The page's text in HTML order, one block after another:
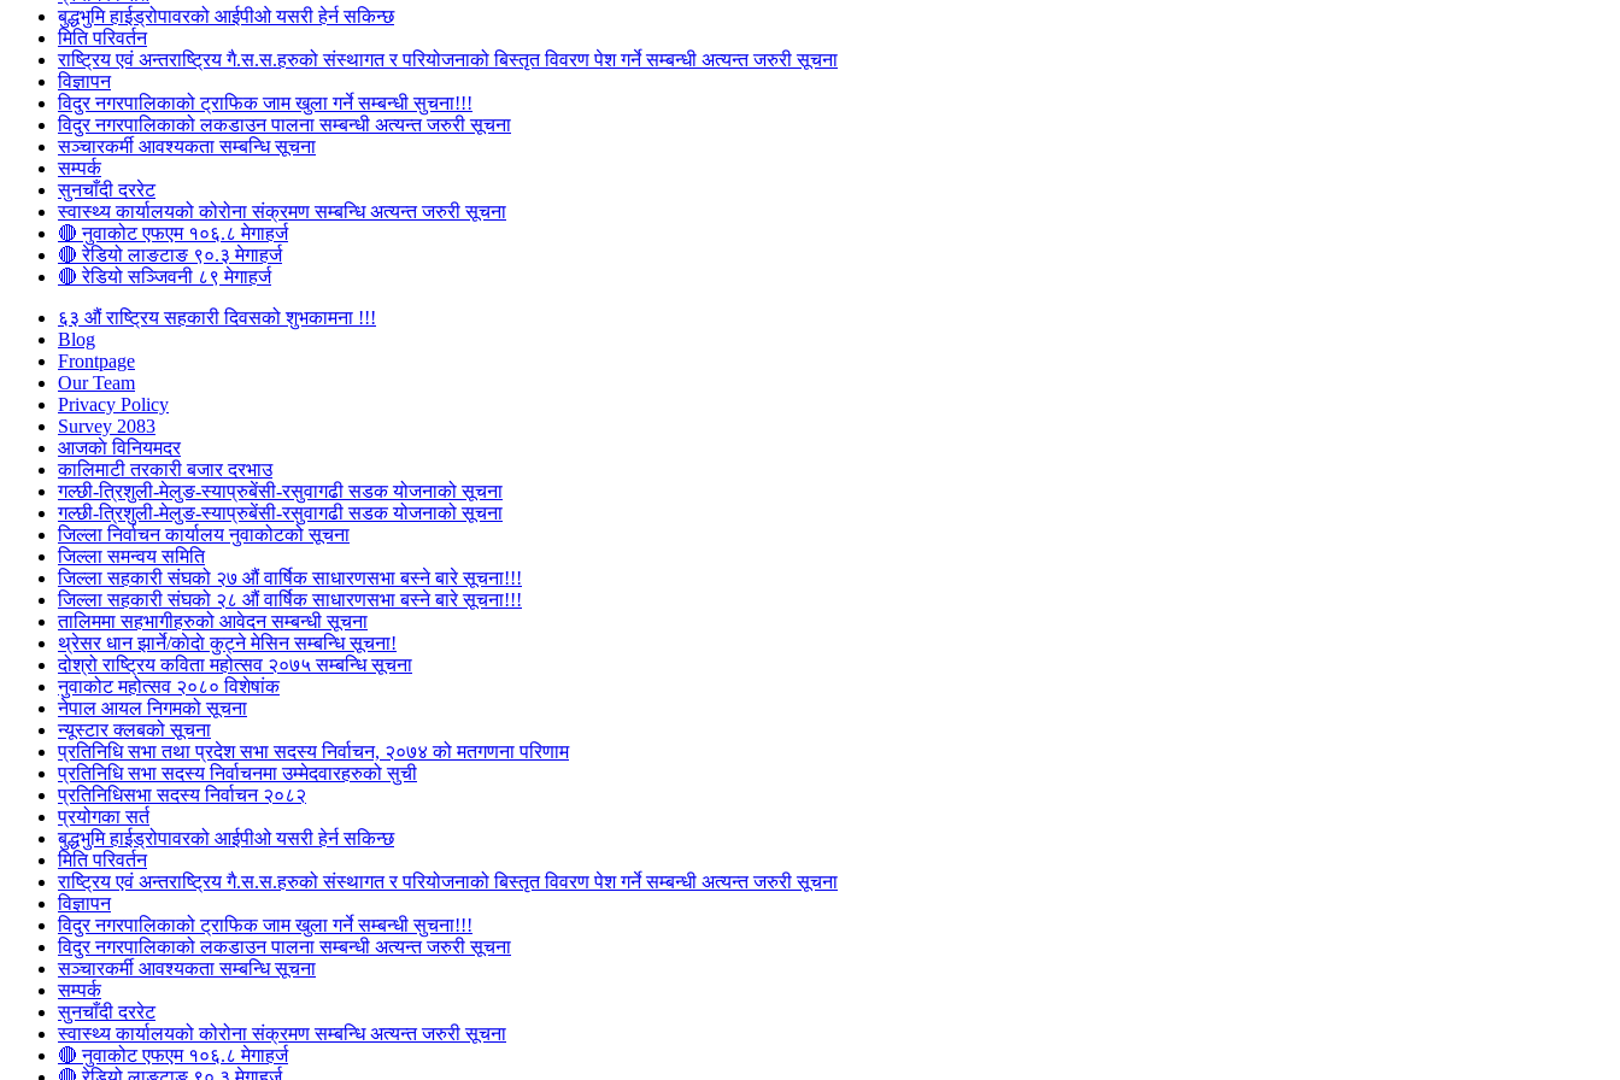
बुद्धभुमि हाईड्रोपावरको आईपीओ यसरी हेर्न सकिन्छ
मिति परिवर्तन
राष्ट्रिय एवं अन्तराष्ट्रिय गै.स.स.हरुको संस्थागत र परियोजनाको बिस्तृत विवरण पेश गर्ने सम्बन्धी अत्यन्त जरुरी सूचना
विज्ञापन
विदुर नगरपालिकाको ट्राफिक जाम खुला गर्ने सम्बन्धी सुचना!!!
विदुर नगरपालिकाको लकडाउन पालना सम्बन्धी अत्यन्त जरुरी सूचना
सञ्चारकर्मी आवश्यकता सम्बन्धि सूचना
सम्पर्क
सुनचाँदी दररेट
स्वास्थ्य कार्यालयको कोरोना संक्रमण सम्बन्धि अत्यन्त जरुरी सूचना
🔴 नुवाकोट एफएम १०६.८ मेगाहर्ज
🔴 रेडियो लाङटाङ ९०.३ मेगाहर्ज
🔴 रेडियो सञ्जिवनी ८९ मेगाहर्ज
६३ औं राष्ट्रिय सहकारी दिवसको शुभकामना !!!
Blog
Frontpage
Our Team
Privacy Policy
Survey 2083
आजकाे विनियमदर
कालिमाटी तरकारी बजार दरभाउ
गल्छी-त्रिशुली-मेलुङ-स्याप्रुबेंसी-रसुवागढी सडक योजनाको सूचना
गल्छी-त्रिशुली-मेलुङ-स्याप्रुबेंसी-रसुवागढी सडक योजनाको सूचना
जिल्ला निर्वाचन कार्यालय नुवाकोटको सूचना
जिल्ला समन्वय समिति
जिल्ला सहकारी संघको २७ औं वार्षिक साधारणसभा बस्ने बारे सूचना!!!
जिल्ला सहकारी संघको २८ औं वार्षिक साधारणसभा बस्ने बारे सूचना!!!
तालिममा सहभागीहरुको आवेदन सम्बन्धी सूचना
थ्रेसर धान झार्ने/काेदाे कुट्ने मेसिन सम्बन्धि सूचना!
दोश्रो राष्ट्रिय कविता महोत्सव २०७५ सम्बन्धि सूचना
नुवाकोट महोत्सव २०८० विशेषांक
नेपाल आयल निगमको सूचना
न्यूस्टार क्लबको सूचना
प्रतिनिधि सभा तथा प्रदेश सभा सदस्य निर्वाचन, २०७४ को मतगणना परिणाम
प्रतिनिधि सभा सदस्य निर्वाचनमा उम्मेदवारहरुको सुची
प्रतिनिधिसभा सदस्य निर्वाचन २०८२
प्रयोगका सर्त
बुद्धभुमि हाईड्रोपावरको आईपीओ यसरी हेर्न सकिन्छ
मिति परिवर्तन
राष्ट्रिय एवं अन्तराष्ट्रिय गै.स.स.हरुको संस्थागत र परियोजनाको बिस्तृत विवरण पेश गर्ने सम्बन्धी अत्यन्त जरुरी सूचना
विज्ञापन
विदुर नगरपालिकाको ट्राफिक जाम खुला गर्ने सम्बन्धी सुचना!!!
विदुर नगरपालिकाको लकडाउन पालना सम्बन्धी अत्यन्त जरुरी सूचना
सञ्चारकर्मी आवश्यकता सम्बन्धि सूचना
सम्पर्क
सुनचाँदी दररेट
स्वास्थ्य कार्यालयको कोरोना संक्रमण सम्बन्धि अत्यन्त जरुरी सूचना
🔴 नुवाकोट एफएम १०६.८ मेगाहर्ज